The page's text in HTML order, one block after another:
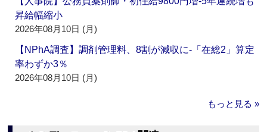
昇給幅縮小
2026年08月10日 (月)
【NPhA調査】調剤管理料、8割が減収に‐「在総2」算定
率わずか3％
2026年08月10日 (月)
もっと見る »